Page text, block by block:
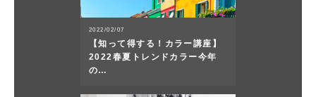
2022/02/07
【知って得する！カラー講座】
2022春夏トレンドカラー今年
の…